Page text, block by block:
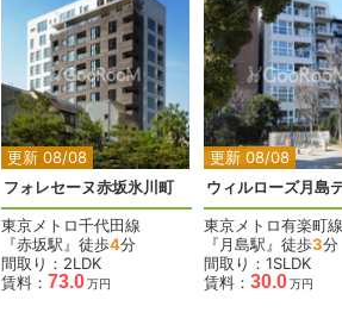
更新 08/08
2
フォレセーヌ赤坂氷川町
東京メトロ千代田線
『赤坂駅』徒歩4分
間取り：2LDK
賃料： 73.0万円
更新 08/08
2
ウィルローズ月島
東京メトロ有楽町線
『月島駅』徒歩3分
間取り：1SLDK
賃料： 30.0万円